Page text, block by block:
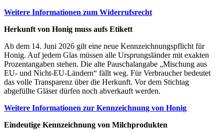
Weitere Informationen zum Widerrufsrecht
Herkunft von Honig muss aufs Etikett
Ab dem 14. Juni 2026 gilt eine neue Kennzeichnungspflicht für
Honig. Auf jedem Glas müssen alle Ursprungsländer mit exakten
Prozentangaben stehen. Die alte Pauschalangabe „Mischung aus
EU- und Nicht-EU-Ländern“ fällt weg. Für Verbraucher bedeutet
das volle Transparenz über die Herkunft. Vor dem Stichtag
abgefüllte Gläser dürfen noch abverkauft werden.
Weitere Informationen zur Kennzeichnung von Honig
Eindeutige Kennzeichnung von Milchprodukten